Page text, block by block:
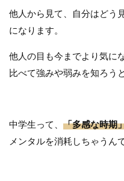
他人から見て、自分はどう
になります。
他人の目も今までより気に
比べて強みや弱みを知ろう
中学生って、 「多感な時期
メンタルを消耗しちゃうん